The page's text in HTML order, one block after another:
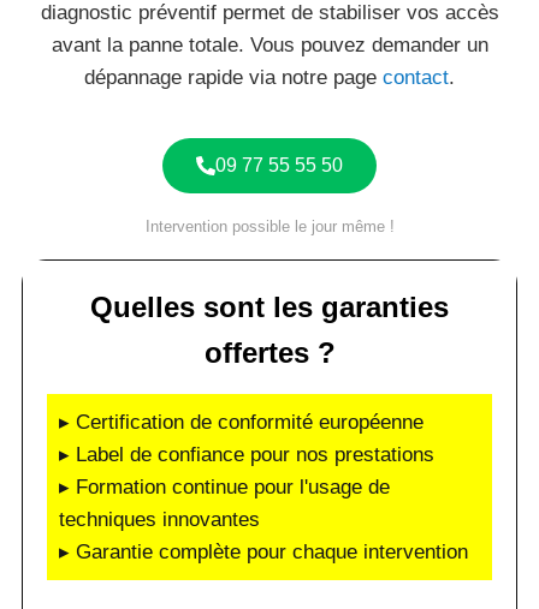
diagnostic préventif permet de stabiliser vos accès
avant la panne totale. Vous pouvez demander un
dépannage rapide via notre page contact.
09 77 55 55 50
Intervention possible le jour même !
Quelles sont les garanties
offertes ?
▸ Certification de conformité européenne
▸ Label de confiance pour nos prestations
▸ Formation continue pour l'usage de
techniques innovantes
▸ Garantie complète pour chaque intervention